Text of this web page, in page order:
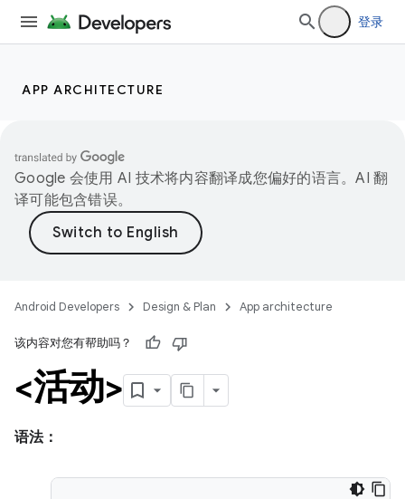
登录
APP ARCHITECTURE
Google 会使用 AI 技术将内容翻译成您偏好的语言。AI 翻
译可能包含错误。
Android Developers Design & Plan App architecture
该内容对您有帮助吗？
<活动>
语法：